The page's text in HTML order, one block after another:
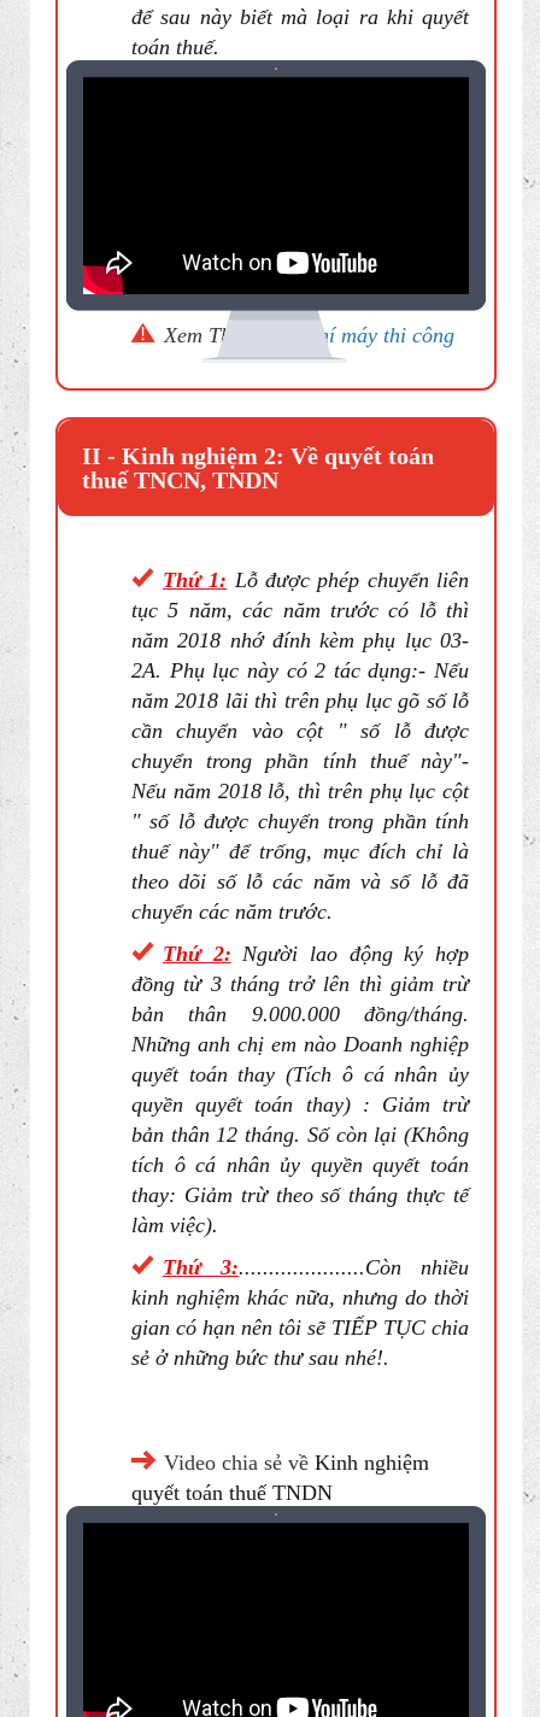
để sau này biết mà loại ra khi quyết
toán thuế.
Xem Thêm: Chi phí máy thi công
II - Kinh nghiệm 2: Về quyết toán
thuế TNCN, TNDN
Thứ 1: Lỗ được phép chuyển liên
tục 5 năm, các năm trước có lỗ thì
năm 2018 nhớ đính kèm phụ lục 03-
2A. Phụ lục này có 2 tác dụng:- Nếu
năm 2018 lãi thì trên phụ lục gõ số lỗ
cần chuyển vào cột " số lỗ được
chuyển trong phần tính thuế này"-
Nếu năm 2018 lỗ, thì trên phụ lục cột
" số lỗ được chuyển trong phần tính
thuế này" để trống, mục đích chỉ là
theo dõi số lỗ các năm và số lỗ đã
chuyển các năm trước.
Thứ 2: Người lao động ký hợp
đồng từ 3 tháng trở lên thì giảm trừ
bản thân 9.000.000 đồng/tháng.
Những anh chị em nào Doanh nghiệp
quyết toán thay (Tích ô cá nhân ủy
quyền quyết toán thay) : Giảm trừ
bản thân 12 tháng. Số còn lại (Không
tích ô cá nhân ủy quyền quyết toán
thay: Giảm trừ theo số tháng thực tế
làm việc).
Thứ 3:.....................Còn nhiều
kinh nghiệm khác nữa, nhưng do thời
gian có hạn nên tôi sẽ TIẾP TỤC chia
sẻ ở những bức thư sau nhé!.
Video chia sẻ về Kinh nghiệm
quyết toán thuế TNDN